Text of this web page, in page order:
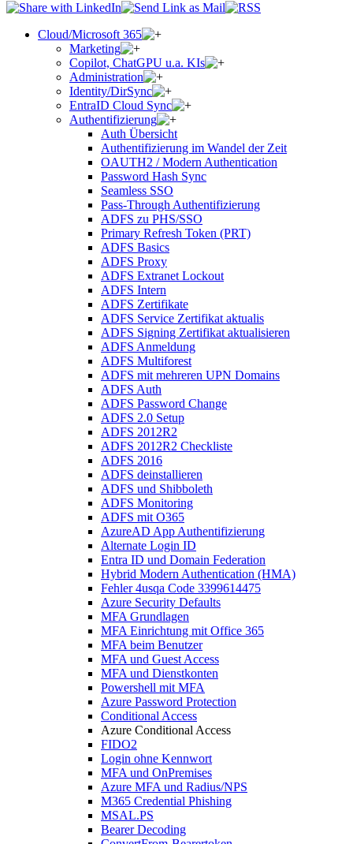
Cloud/Microsoft 365
Marketing
Copilot, ChatGPU u.a. KIs
Administration
Identity/DirSync
EntraID Cloud Sync
Authentifizierung
Auth Übersicht
Authentifizierung im Wandel der Zeit
OAUTH2 / Modern Authentication
Password Hash Sync
Seamless SSO
Pass-Through Authentifizierung
ADFS zu PHS/SSO
Primary Refresh Token (PRT)
ADFS Basics
ADFS Proxy
ADFS Extranet Lockout
ADFS Intern
ADFS Zertifikate
ADFS Service Zertifikat aktualis
ADFS Signing Zertifikat aktualisieren
ADFS Anmeldung
ADFS Multiforest
ADFS mit mehreren UPN Domains
ADFS Auth
ADFS Password Change
ADFS 2.0 Setup
ADFS 2012R2
ADFS 2012R2 Checkliste
ADFS 2016
ADFS deinstallieren
ADFS und Shibboleth
ADFS Monitoring
ADFS mit O365
AzureAD App Authentifizierung
Alternate Login ID
Entra ID und Domain Federation
Hybrid Modern Authentication (HMA)
Fehler 4usqa Code 3399614475
Azure Security Defaults
MFA Grundlagen
MFA Einrichtung mit Office 365
MFA beim Benutzer
MFA und Guest Access
MFA und Dienstkonten
Powershell mit MFA
Azure Password Protection
Conditional Access
Azure Conditional Access
FIDO2
Login ohne Kennwort
MFA und OnPremises
Azure MFA und Radius/NPS
M365 Credential Phishing
MSAL.PS
Bearer Decoding